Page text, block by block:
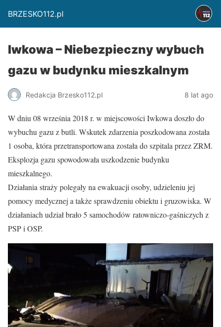
BRZESKO112.pl
Iwkowa – Niebezpieczny wybuch
gazu w budynku mieszkalnym
Redakcja Brzesko112.pl 8 lat ago
W dniu 08 września 2018 r. w miejscowości Iwkowa doszło do
wybuchu gazu z butli. Wskutek zdarzenia poszkodowana została
1 osoba, która przetransportowana została do szpitala przez ZRM.
Eksplozja gazu spowodowała uszkodzenie budynku
mieszkalnego.
Działania straży polegały na ewakuacji osoby, udzieleniu jej
pomocy medycznej a także sprawdzeniu obiektu i gruzowiska. W
działaniach udział brało 5 samochodów ratowniczo-gaśniczych z
PSP i OSP.